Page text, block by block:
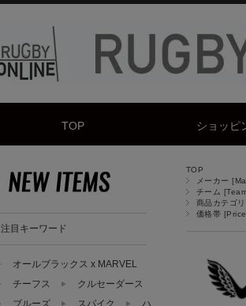
TOP ショッピ
TOP
メーカー
チーム
商品カテゴ
価格帯
注目キーワード
オールブラックス x MARVEL
チーフス
クルセーダース
ブルーズ
スパイク
ハ